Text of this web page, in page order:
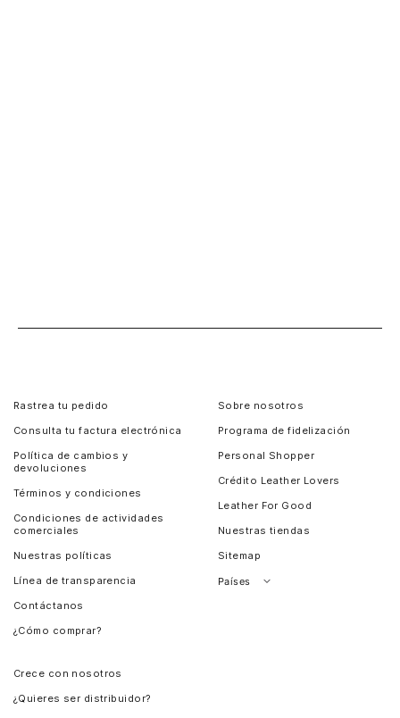
Rastrea tu pedido
Consulta tu factura electrónica
Política de cambios y
devoluciones
Términos y condiciones
Condiciones de actividades
comerciales
Nuestras políticas
Línea de transparencia
Contáctanos
¿Cómo comprar?
Sobre nosotros
Programa de fidelización
Personal Shopper
Crédito Leather Lovers
Leather For Good
Nuestras tiendas
Sitemap
Países
Crece con nosotros
¿Quieres ser distribuidor?